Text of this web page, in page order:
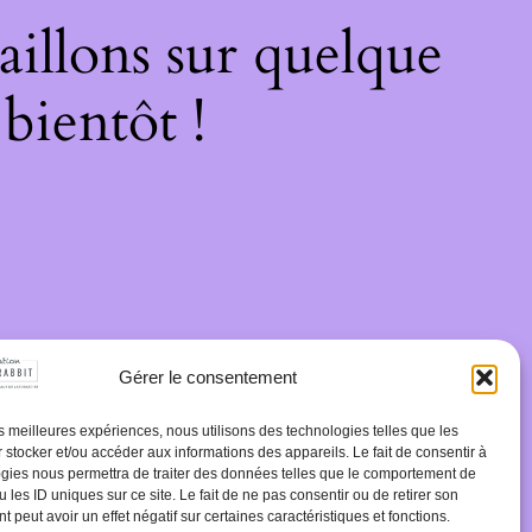
Gérer le consentement
meilleures expériences, nous utilisons des technologies telles que les
stocker et/ou accéder aux informations des appareils. Le fait de consentir à
nous permettra de traiter des données telles que le comportement de
les ID uniques sur ce site. Le fait de ne pas consentir ou de retirer son
peut avoir un effet négatif sur certaines caractéristiques et fonctions.
sur quelque
!